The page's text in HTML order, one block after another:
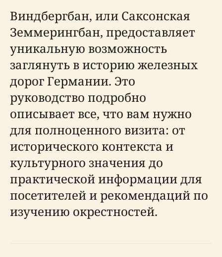
Виндбергбан, или Саксонская
Земмерингбан, предоставляет
уникальную возможность
заглянуть в историю железных
дорог Германии. Это
руководство подробно
описывает все, что вам нужно
для полноценного визита: от
исторического контекста и
культурного значения до
практической информации для
посетителей и рекомендаций по
изучению окрестностей.